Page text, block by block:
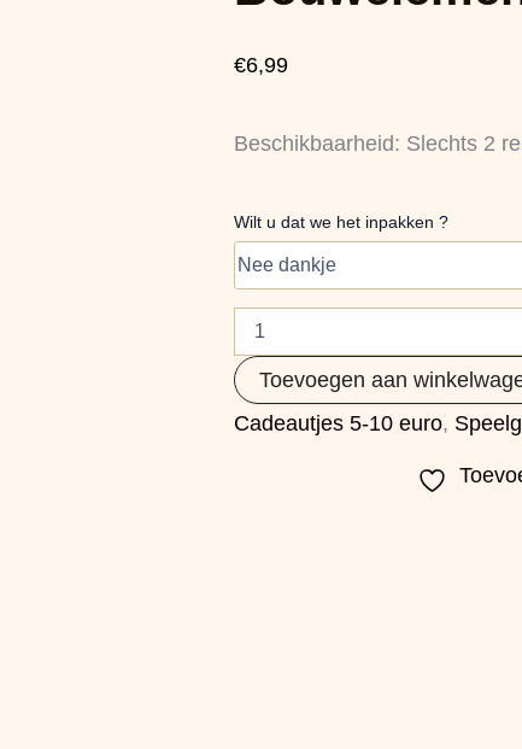
€6,99
Beschikbaarheid: Slechts 2
Wilt u dat we het inpakken ?
Toevoegen aan
Cadeautjes 5-10 euro,